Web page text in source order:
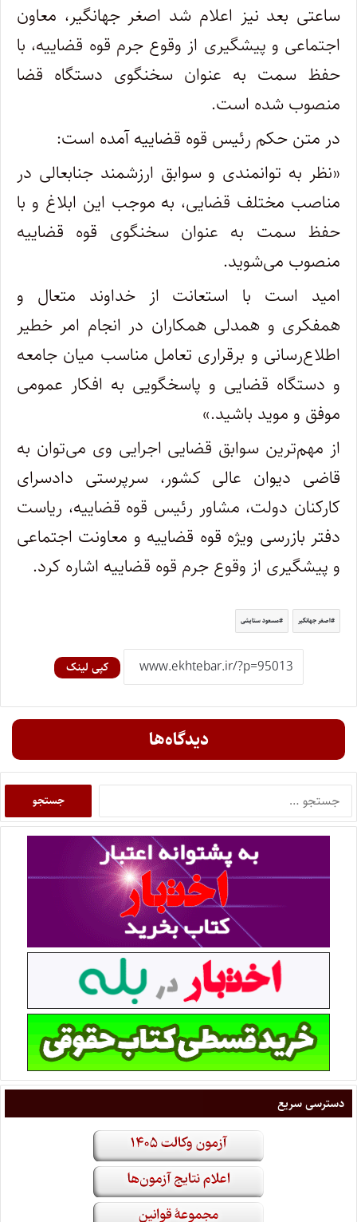
ساعتی بعد نیز اعلام شد اصغر جهانگیر، معاون
اجتماعی و پیشگیری از وقوع جرم قوه قضاییه، با
حفظ سمت به عنوان سخنگوی دستگاه قضا
منصوب شده است.
در متن حکم رئیس قوه قضاییه آمده است:
«نظر به توانمندی و سوابق ارزشمند جنابعالی در
مناصب مختلف قضایی، به موجب این ابلاغ و با
حفظ سمت به عنوان سخنگوی قوه قضاییه
منصوب می‌شوید.
امید است با استعانت از خداوند متعال و
همفکری و همدلی همکاران در انجام امر خطیر
اطلاع‌رسانی و برقراری تعامل مناسب میان جامعه
و دستگاه قضایی و پاسخگویی به افکار عمومی
موفق و موید باشید.»
از مهم‌ترین سوابق قضایی اجرایی وی می‌توان به
قاضی دیوان عالی کشور، سرپرستی دادسرای
کارکنان دولت، مشاور رئیس قوه قضاییه، ریاست
دفتر بازرسی ویژه قوه قضاییه و معاونت اجتماعی
و پیشگیری از وقوع جرم قوه قضاییه اشاره کرد.
اصغر جهانگیر مسعود ستایشی
کپی لینک
دیدگاه‌ها
دسترسی سریع